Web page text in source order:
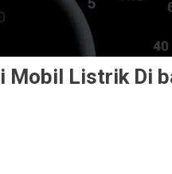
Mobil Listrik Di